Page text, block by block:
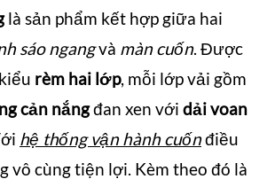
là sản phẩm kết hợp giữa hai
sáo ngangvà màn cuốn. Được
rèm hai lớp, mỗi lớp vải gồm
cản nắngđan xen với dải voan
hệ thống vận hành cuốnđiều
vô cùng tiện lợi. Kèm theo đó là